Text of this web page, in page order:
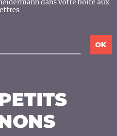
dans votre boîte aux